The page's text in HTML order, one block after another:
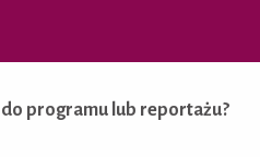
programu lub reportażu?